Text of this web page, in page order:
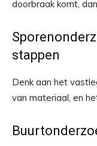
doorbraak komt,
stappen
Denk aan het
van materiaal, en